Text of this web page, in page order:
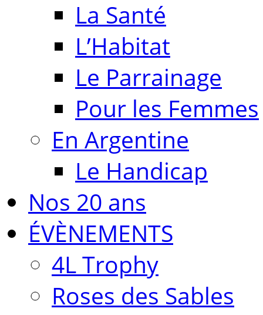
La Santé
L’Habitat
Le Parrainage
Pour les Femmes
En Argentine
Le Handicap
Nos 20 ans
ÉVÈNEMENTS
4L Trophy
Roses des Sables